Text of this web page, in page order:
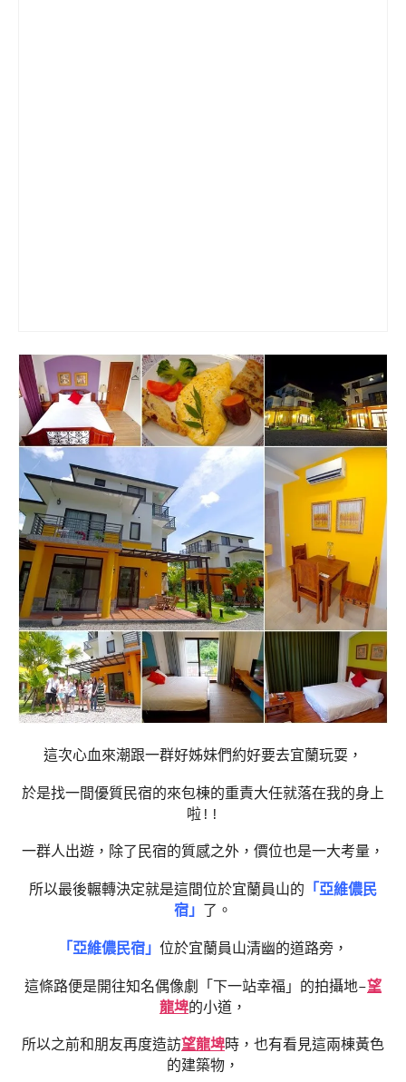
這次心血來潮跟一群好姊妹們約好要去宜蘭玩耍，
於是找一間優質民宿的來包棟的重責大任就落在我的身上
啦!!
一群人出遊，除了民宿的質感之外，價位也是一大考量，
所以最後輾轉決定就是這間位於宜蘭員山的 「亞維儂民
宿」
了。
「亞維儂民宿」 位於宜蘭員山清幽的道路旁，
這條路便是開往知名偶像劇「下一站幸福」的拍攝地–望
龍埤的小道，
所以之前和朋友再度造訪望龍埤時，也有看見這兩棟黃色
的建築物，